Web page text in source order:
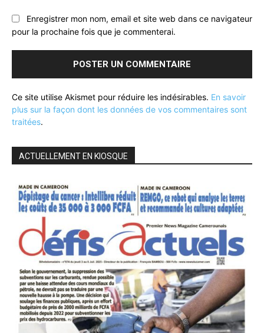
Enregistrer mon nom, email et site web dans ce navigateur
pour la prochaine fois que je commenterai.
Ce site utilise Akismet pour réduire les indésirables. En savoir
plus sur la façon dont les données de vos commentaires sont
traitées.
ACTUELLEMENT EN KIOSQUE